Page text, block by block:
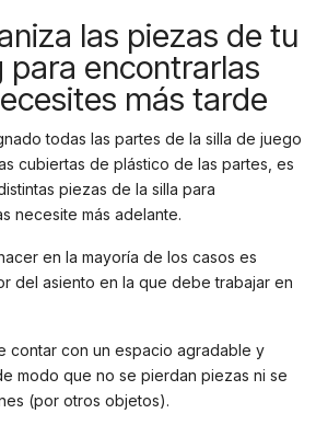
las piezas de tu
para encontrarlas
más tarde
todas las partes de la silla de juego
cubiertas de plástico de las partes, es
piezas de la silla para
necesite más adelante.
en la mayoría de los casos es
del asiento en la que debe trabajar en
contar con un espacio agradable y
modo que no se pierdan piezas ni se
(por otros objetos).